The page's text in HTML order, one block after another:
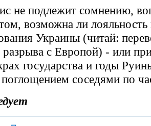
не подлежит сомнению,
возможна ли
Украины (читай:
с Европой) - или
государства и годы
соседями по